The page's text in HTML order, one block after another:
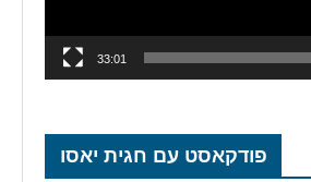
33:01
פודקאסט עם חגית יאסו